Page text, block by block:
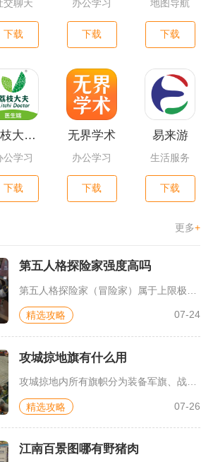
交聊天
下载
办公学习
下载
地图导航
下载
荔枝大夫医生版
公学习
下载
无界学术
办公学习
下载
易来游
生活服务
下载
更多+
第五人格探险家强度高吗
精选攻略 07-24
攻城掠地旗有什么用
攻城掠地内所有旗帜分为装备军旗、战车帅旗、三军战旗、汉室旌旗...
精选攻略 07-26
江南百景图哪有野猪肉